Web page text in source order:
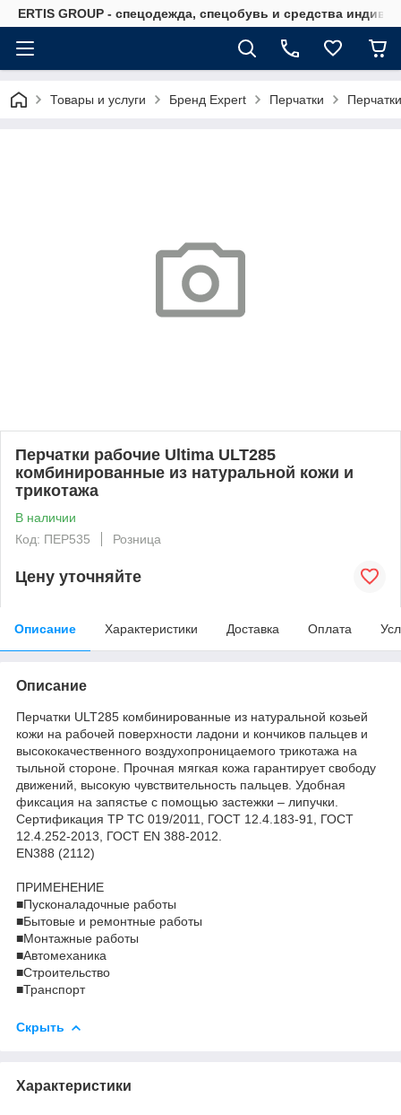
ERTIS GROUP - спецодежда, спецобувь и средства
Товары и услуги Бренд Expert Перчатки
Перчатки рабочие Ultima ULT285
комбинированные из натуральной кожи и
трикотажа
В наличии
Код: ПЕР535
Розница
Цену уточняйте
Описание Характеристики Доставка Оплата
Описание
Перчатки ULT285 комбинированные из натуральной козьей
кожи на рабочей поверхности ладони и кончиков пальцев и
высококачественного воздухопроницаемого трикотажа на
тыльной стороне. Прочная мягкая кожа гарантирует свободу
движений, высокую чувствительность пальцев. Удобная
фиксация на запястье с помощью застежки – липучки.
Сертификация ТР ТС 019/2011, ГОСТ 12.4.183-91, ГОСТ
12.4.252-2013, ГОСТ EN 388-2012.
EN388 (2112)
ПРИМЕНЕНИЕ
■Пусконаладочные работы
■Бытовые и ремонтные работы
■Монтажные работы
■Автомеханика
■Строительство
■Транспорт
Скрыть
Характеристики